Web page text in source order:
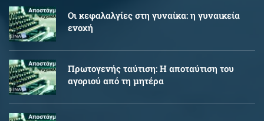
Oι κεφαλαλγίες στη γυναίκα: η γυναικεία
ενοχή
Πρωτογενής ταύτιση: Η αποταύτιση του
αγοριού από τη μητέρα